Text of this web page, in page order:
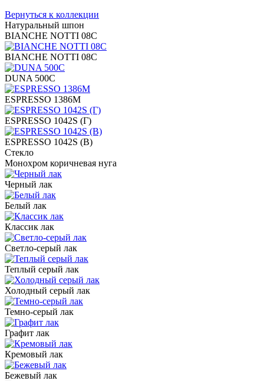
Вернуться к коллекции
Натуральный шпон
BIANCHE NOTTI 08C
BIANCHE NOTTI 08C
DUNA 500C
ESPRESSO 1386M
ESPRESSO 1042S (Г)
ESPRESSO 1042S (В)
Стекло
Монохром коричневая нуга
Черный лак
Белый лак
Классик лак
Светло-серый лак
Теплый серый лак
Холодный серый лак
Темно-серый лак
Графит лак
Кремовый лак
Бежевый лак